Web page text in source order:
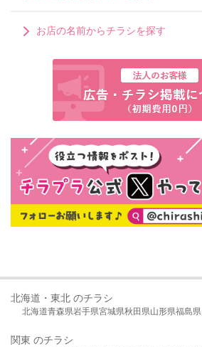
お店の名前からチラシを探す
北海道・東北 のチラシ
北海道青森県岩手県宮城県秋田県山形県福島県
関東 のチラシ